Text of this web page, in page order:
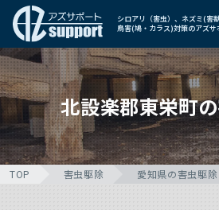
シロアリ（害虫）、ネズミ(害
鳥害(鳩・カラス)対策のアズサ
北設楽郡東栄町
TOP 害虫駆除 愛知県の害虫駆除